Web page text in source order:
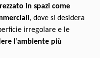
in spazi come
, dove si desidera
irregolare e le
l’ambiente più